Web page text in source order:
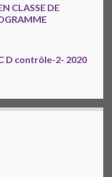
CLASSE DE
D contrôle-2- 2020